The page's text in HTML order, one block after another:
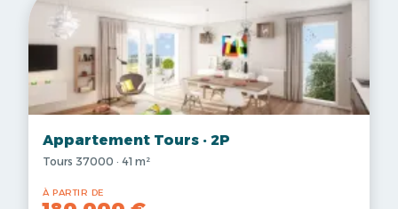
Appartement Tours · 2P
Tours 37000 · 41 m²
À PARTIR DE